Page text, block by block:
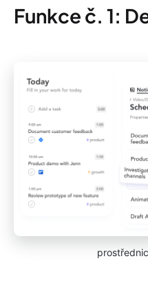
Funkce č. 1: